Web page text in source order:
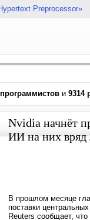
Preprocessor»
и 9314
Nvidia начнёт
ИИ на них вряд
В прошлом месяце
поставки
Reuters сообщает,